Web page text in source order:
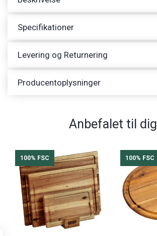
Specifikationer
Levering og Returnering
Producentoplysninger
Anbefalet til dig
100% FSC 100% FSC